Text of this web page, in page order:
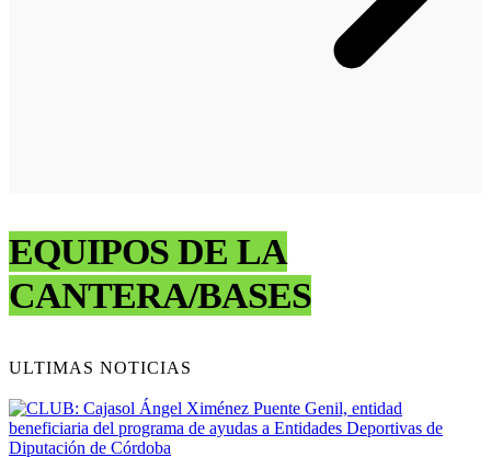
EQUIPOS DE LA
CANTERA/BASES
ULTIMAS NOTICIAS